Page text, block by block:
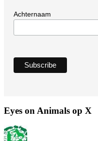
Achternaam
Eyes on Animals op X